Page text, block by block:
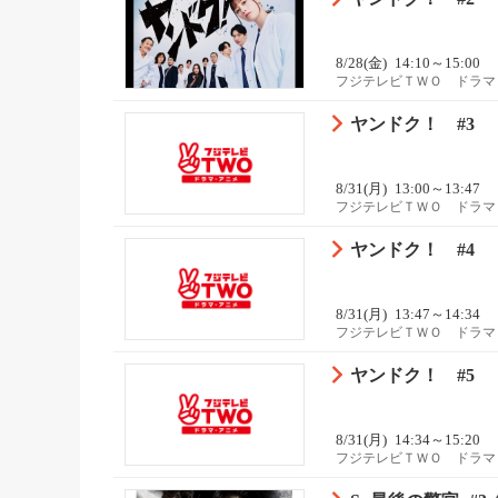
8/28(金) 14:10～15:00
フジテレビＴＷＯ ドラマ
ヤンドク！ #3
8/31(月) 13:00～13:47
フジテレビＴＷＯ ドラマ
ヤンドク！ #4
8/31(月) 13:47～14:34
フジテレビＴＷＯ ドラマ
ヤンドク！ #5
8/31(月) 14:34～15:20
フジテレビＴＷＯ ドラマ